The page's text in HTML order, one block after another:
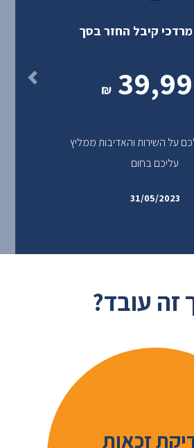
קיבל החזר בסך
₪
על השירות והאדיבות ממליץ
עליכם בחום
31/05/2023
זה עובד?
זכאות